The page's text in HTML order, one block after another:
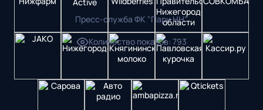
Пресс-служба ФК "Пари НН"
Количество показов: 793